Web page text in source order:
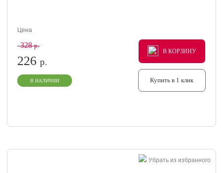
Цена
328р.
226р.
В НАЛИЧИИ
В КОРЗИНУ
В КОРЗИНУ
В КОРЗИНУ
Купить в 1 клик
Убрать из избранного